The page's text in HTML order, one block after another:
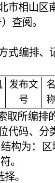
市相山区
查阅。
式编排、
发布文
号
名
称
取所编排
代码、分
构为：区
。
。